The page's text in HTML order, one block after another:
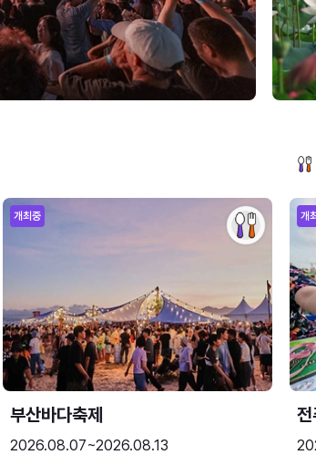
개최중
부산바다축제
2026.08.07~2026.08.13
개
전